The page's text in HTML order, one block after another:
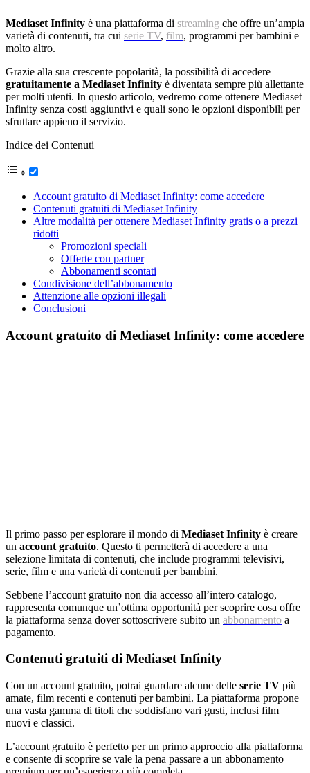
Mediaset Infinity è una piattaforma di streaming che offre un’ampia
varietà di contenuti, tra cui serie TV, film, programmi per bambini e
molto altro.
Grazie alla sua crescente popolarità, la possibilità di accedere
gratuitamente a Mediaset Infinity è diventata sempre più allettante
per molti utenti. In questo articolo, vedremo come ottenere Mediaset
Infinity senza costi aggiuntivi e quali sono le opzioni disponibili per
sfruttare appieno il servizio.
Indice dei Contenuti
Account gratuito di Mediaset Infinity: come accedere
Contenuti gratuiti di Mediaset Infinity
Altre modalità per ottenere Mediaset Infinity gratis o a prezzi
ridotti
Promozioni speciali
Offerte con partner
Abbonamenti scontati
Condivisione dell’abbonamento
Attenzione alle opzioni illegali
Conclusioni
Account gratuito di Mediaset Infinity: come accedere
Il primo passo per esplorare il mondo di Mediaset Infinity è creare
un account gratuito. Questo ti permetterà di accedere a una
selezione limitata di contenuti, che include programmi televisivi,
serie, film e una varietà di contenuti per bambini.
Sebbene l’account gratuito non dia accesso all’intero catalogo,
rappresenta comunque un’ottima opportunità per scoprire cosa offre
la piattaforma senza dover sottoscrivere subito un abbonamento a
pagamento.
Contenuti gratuiti di Mediaset Infinity
Con un account gratuito, potrai guardare alcune delle serie TV più
amate, film recenti e contenuti per bambini. La piattaforma propone
una vasta gamma di titoli che soddisfano vari gusti, inclusi film
nuovi e classici.
L’account gratuito è perfetto per un primo approccio alla piattaforma
e consente di scoprire se vale la pena passare a un abbonamento